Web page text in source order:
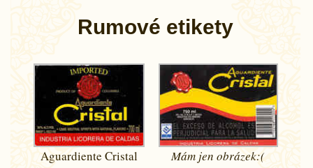
Rumové etikety
Aguardiente Cristal Mám jen obrázek:(